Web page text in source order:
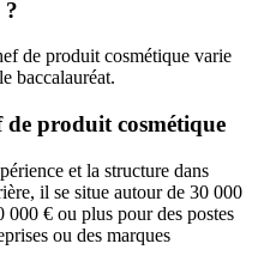
?
de produit cosmétique varie
baccalauréat.
de produit cosmétique
et la structure dans
il se situe autour de 30 000
000 € ou plus pour des postes
ou des marques